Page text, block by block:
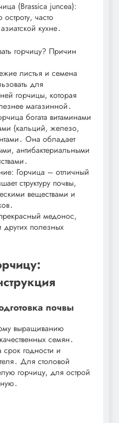
(Brassica juncea):
часто
кухне․
горчицу? Причин
листья и семена
для
горчицы, которая
магазинной․
богата витаминами
(кальций, железо,
Она обладает
антибактериальными
Горчица – отличный
структуру почвы,
веществами и
медонос,
полезных
почвы
выращиванию
семян․
годности и
Для столовой
горчицу, для острой